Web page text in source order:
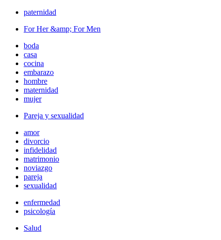
paternidad
For Her &amp; For Men
boda
casa
cocina
embarazo
hombre
maternidad
mujer
Pareja y sexualidad
amor
divorcio
infidelidad
matrimonio
noviazgo
pareja
sexualidad
enfermedad
psicología
Salud